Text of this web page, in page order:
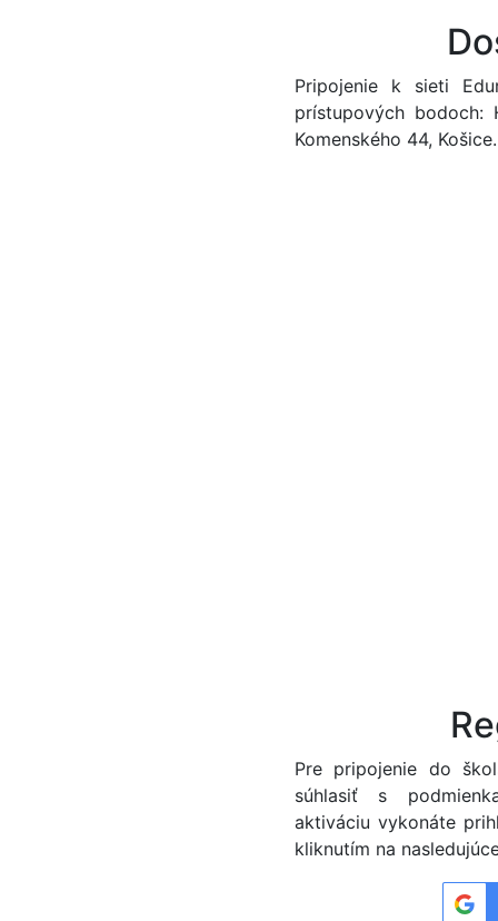
Pripojenie k sieti
prístupových bodoch:
Komenského 44, Košice.
Pre pripojenie do
súhlasiť s
aktiváciu vykonáte
kliknutím na